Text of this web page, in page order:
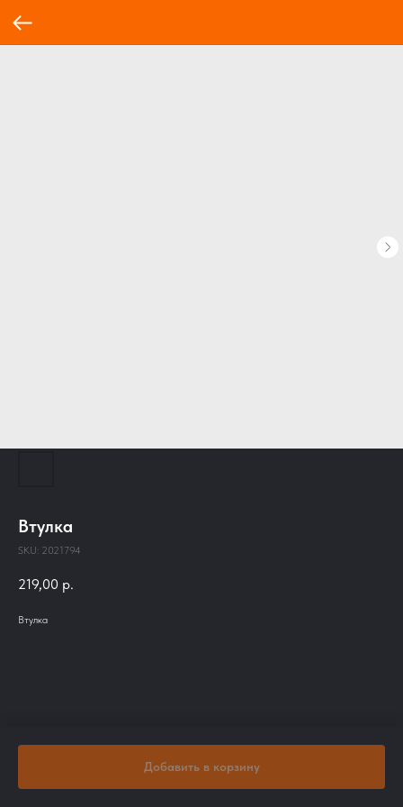
Втулка
SKU: 2021794
219,00 р.
Добавить в корзину
Втулка